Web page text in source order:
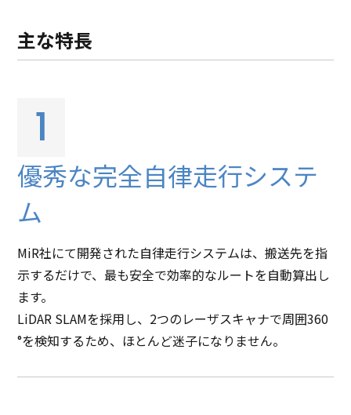
主な特長
1
優秀な完全自律走行システ
ム
MiR社にて開発された自律走行システムは、搬送先を指
示するだけで、最も安全で効率的なルートを自動算出し
ます。
LiDAR SLAMを採用し、2つのレーザスキャナで周囲360
°を検知するため、ほとんど迷子になりません。